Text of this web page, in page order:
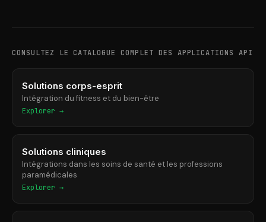
CONSULTEZ LE CATALOGUE COMPLET DES APPLICATIONS API
Solutions corps-esprit
Intégration du fitness et du bien-être
Explorer →
Solutions cliniques
Intégrations dans les soins de santé et les professions
paramédicales
Explorer →